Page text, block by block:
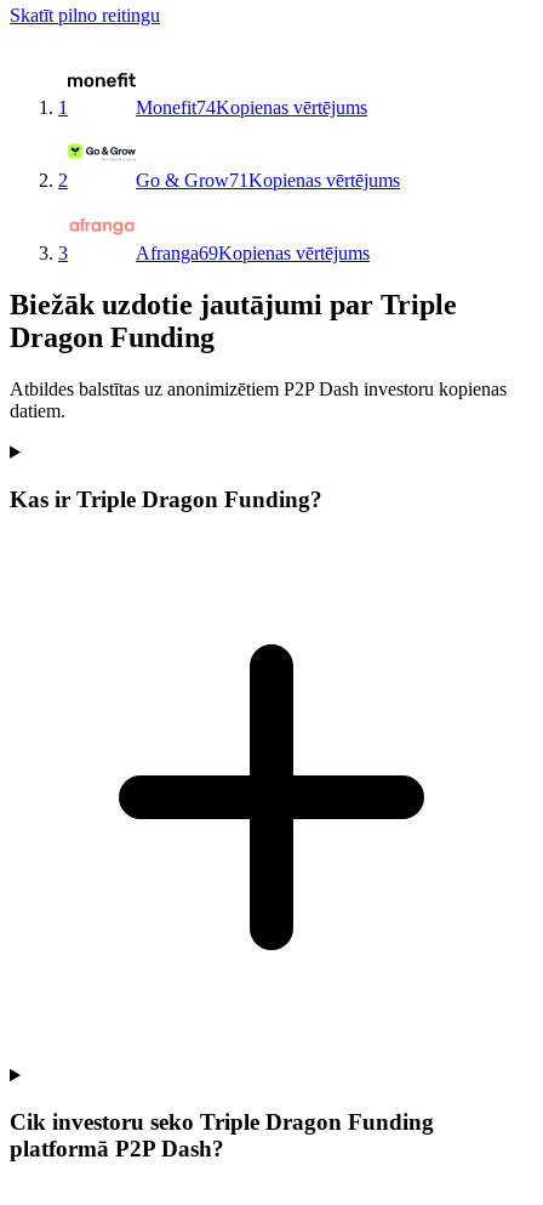
Skatīt pilno reitingu
1 Monefit74Kopienas vērtējums
2 Go & Grow71Kopienas vērtējums
3 Afranga69Kopienas vērtējums
Biežāk uzdotie jautājumi par Triple
Dragon Funding
Atbildes balstītas uz anonimizētiem P2P Dash investoru kopienas
datiem.
Kas ir Triple Dragon Funding?
Cik investoru seko Triple Dragon Funding
platformā P2P Dash?